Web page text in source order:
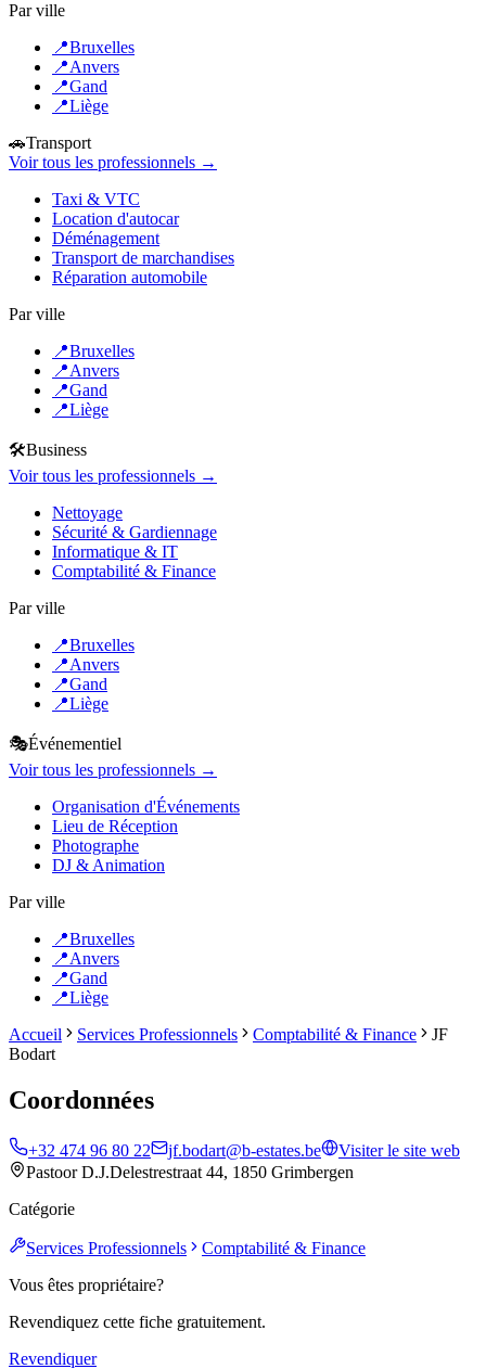
Par ville
📍Bruxelles
📍Anvers
📍Gand
📍Liège
🚗Transport
Voir tous les professionnels →
Taxi & VTC
Location d'autocar
Déménagement
Transport de marchandises
Réparation automobile
Par ville
📍Bruxelles
📍Anvers
📍Gand
📍Liège
🛠️Business
Voir tous les professionnels →
Nettoyage
Sécurité & Gardiennage
Informatique & IT
Comptabilité & Finance
Par ville
📍Bruxelles
📍Anvers
📍Gand
📍Liège
🎭Événementiel
Voir tous les professionnels →
Organisation d'Événements
Lieu de Réception
Photographe
DJ & Animation
Par ville
📍Bruxelles
📍Anvers
📍Gand
📍Liège
Accueil
Services Professionnels Comptabilité & Finance
JF
Bodart
Coordonnées
+32 474 96 80 22 jf.bodart@b-estates.be
Visiter le site web
Pastoor D.J.Delestrestraat 44, 1850 Grimbergen
Catégorie
Services Professionnels
Comptabilité & Finance
Vous êtes propriétaire?
Revendiquez cette fiche gratuitement.
Revendiquer